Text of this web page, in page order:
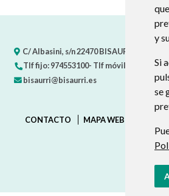
y
Si
se
C/ Albasini, s/n22470BISAURRI (HUESCA)
Tlf fijo: 974553100- Tlf móvil: 722387456
bisaurri@bisaurri.es
CONTACTO MAPA WEB